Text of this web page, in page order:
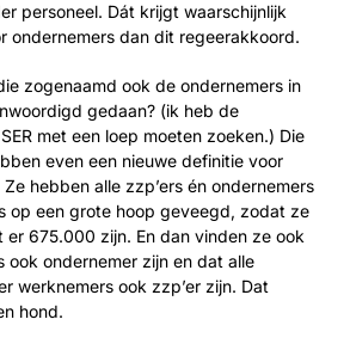
personeel. Dát krijgt waarschijnlijk
ondernemers dan dit regeerakkoord.
zogenaamd ook de ondernemers in
gedaan? (ik heb de
met een loep moeten zoeken.) Die
even een nieuwe definitie voor
hebben alle zzp’ers én ondernemers
op een grote hoop geveegd, zodat ze
er 675.000 zijn. En dan vinden ze ook
ook ondernemer zijn en dat alle
werknemers ook zzp’er zijn. Dat
hond.